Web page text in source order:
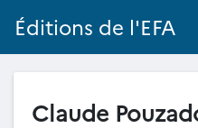
Éditions de l'EFA
Claude